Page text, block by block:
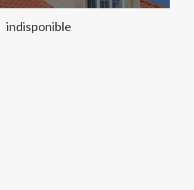
indisponible